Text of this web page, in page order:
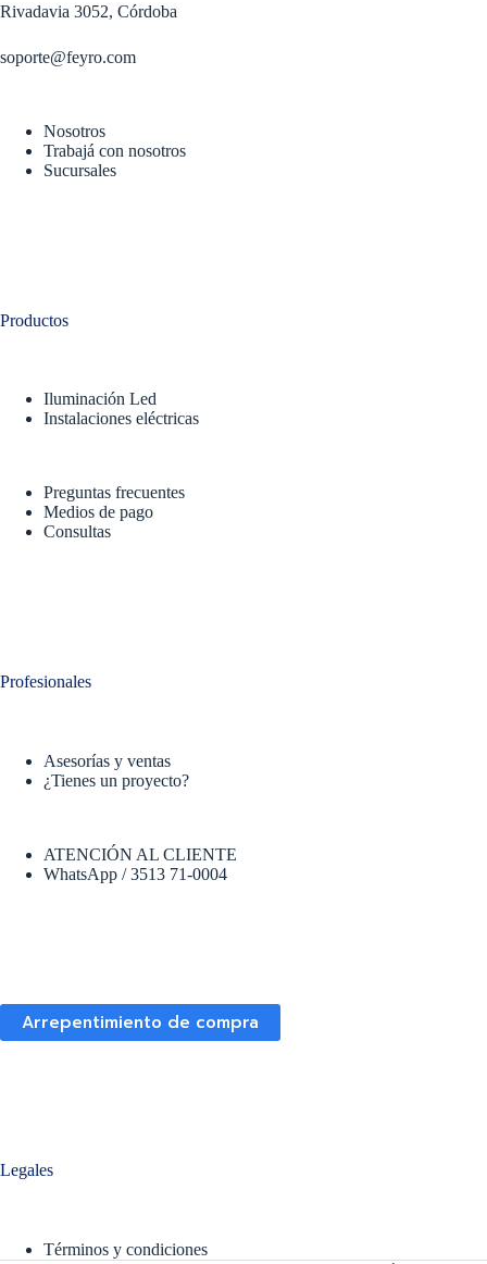
Rivadavia 3052, Córdoba
soporte@feyro.com
Nosotros
Trabajá con nosotros
Sucursales
Productos
Iluminación Led
Instalaciones eléctricas
Preguntas frecuentes
Medios de pago
Consultas
Profesionales
Asesorías y ventas
¿Tienes un proyecto?
ATENCIÓN AL CLIENTE
WhatsApp / 3513 71-0004
Arrepentimiento de compra
Legales
Términos y condiciones